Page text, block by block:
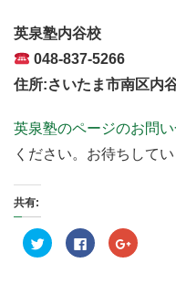
英泉塾内谷校
048-837-5266
住所:さいたま市南区内
英泉塾のページのお問
ください。お待ちしてい
共有:
ク
リ
F
a
ク
リ